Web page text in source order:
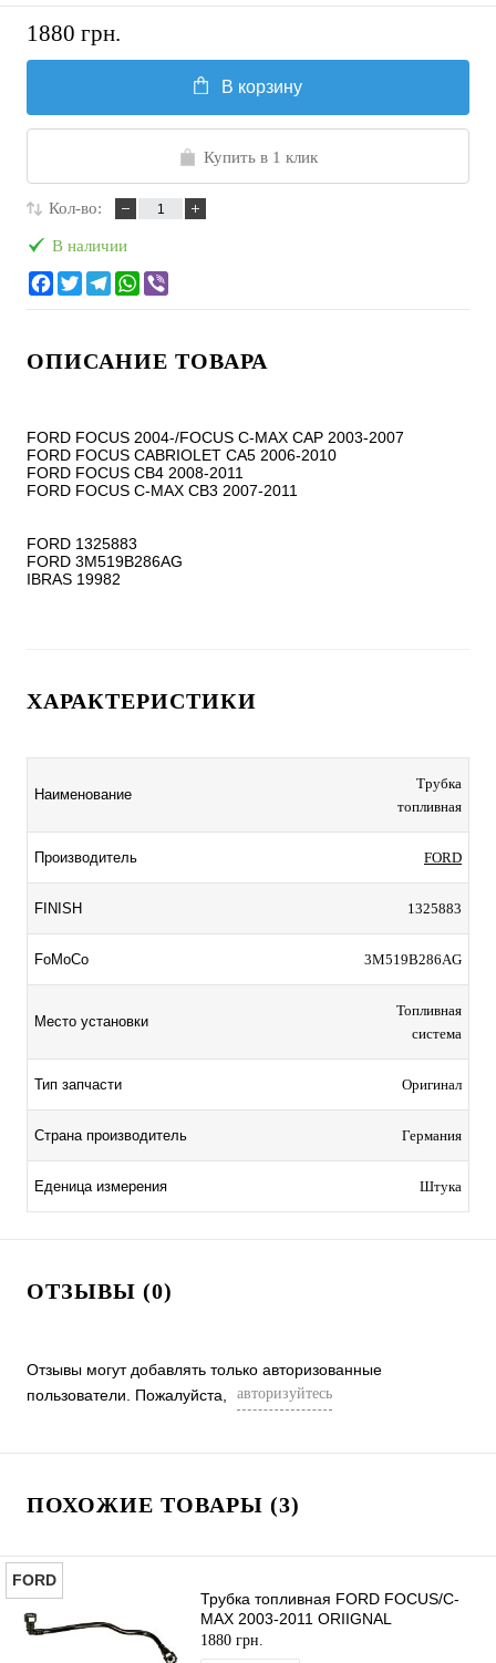
1880 грн.
В корзину
Купить в 1 клик
Кол-во:
В наличии
ОПИСАНИЕ ТОВАРА
FORD FOCUS 2004-/FOCUS C-MAX CAP 2003-2007
FORD FOCUS CABRIOLET CA5 2006-2010
FORD FOCUS CB4 2008-2011
FORD FOCUS C-MAX CB3 2007-2011
FORD 1325883
FORD 3M519B286AG
ХАРАКТЕРИСТИКИ
Наименование
Трубка
топливная
Производитель FORD
FINISH 1325883
FoMoCo 3M519B286AG
Место установки
Топливная
система
Тип запчасти Оригинал
Страна производитель Германия
Еденица измерения Штука
ОТЗЫВЫ (0)
Отзывы могут добавлять только авторизованные
пользователи. Пожалуйста,
авторизуйтесь
ПОХОЖИЕ ТОВАРЫ (3)
FORD
Трубка топливная FORD FOCUS/C-
MAX 2003-2011 ORIIGNAL
1880 грн.